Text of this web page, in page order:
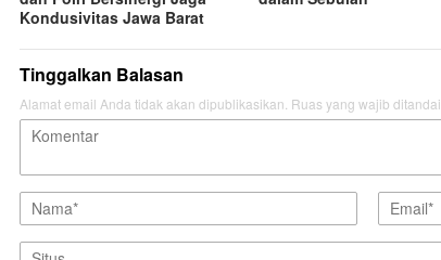
Kondusivitas Jawa Barat
Tinggalkan Balasan
Alamat email Anda tidak akan dipublikasikan. Ruas yang wajib ditandai